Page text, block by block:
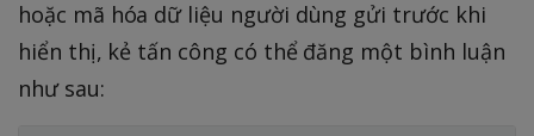
hoặc mã hóa dữ liệu người dùng gửi trước khi
hiển thị, kẻ tấn công có thể đăng một bình luận
như sau: